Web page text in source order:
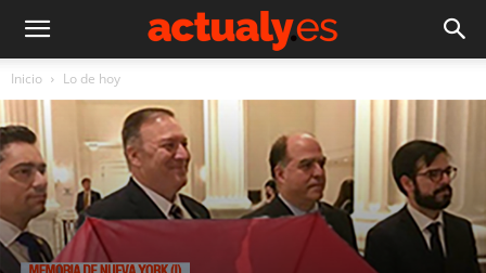
Inicio Lo de hoy